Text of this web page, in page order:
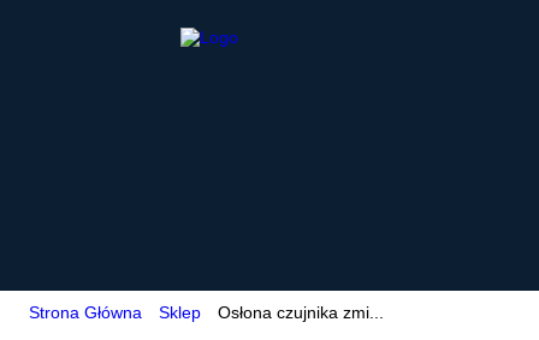
Strona Główna Sklep Osłona czujnika zmi...